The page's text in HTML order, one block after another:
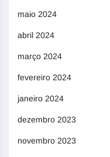
maio 2024
abril 2024
março 2024
fevereiro 2024
janeiro 2024
dezembro 2023
novembro 2023